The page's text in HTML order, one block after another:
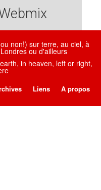
non!) sur terre, au ciel, à
ou d'ailleurs
in heaven, left or right,
Liens A propos